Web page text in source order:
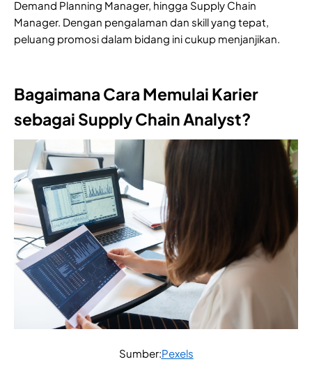
Demand Planning Manager, hingga Supply Chain
Manager. Dengan pengalaman dan skill yang tepat,
peluang promosi dalam bidang ini cukup menjanjikan.
Bagaimana Cara Memulai Karier
sebagai Supply Chain Analyst?
Sumber:Pexels